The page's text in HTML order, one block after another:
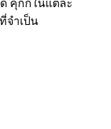
คุกกี้ในแต่ละ
จำเป็น